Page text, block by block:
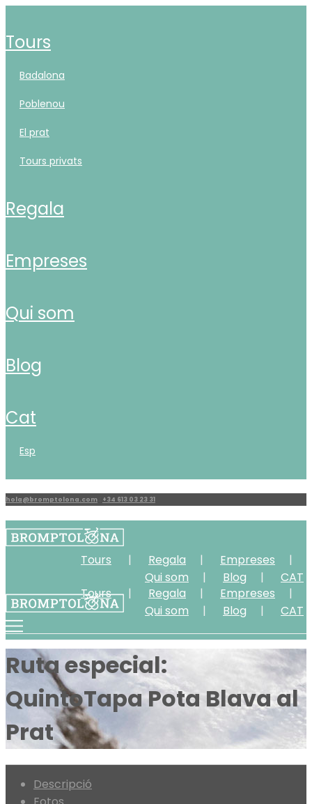
tours
badalona
poblenou
el prat
tours privats
regala
empreses
qui som
blog
cat
esp
hola@bromptolona.com +34 613 03 23 31
Tours Regala
Empreses
Qui som
Blog
CAT
Tours
Regala
Empreses
Qui som
Blog CAT
Ruta especial:
QuintoTapa Pota Blava al
Prat
Descripció